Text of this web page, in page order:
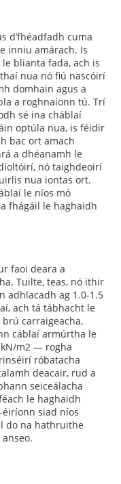
d’fhéadfadh cuma
inniu amárach. Is
blianta fada, ach is
nua nó fiú nascóirí
domhain agus a
a roghnaíonn tú. Trí
sé ina cháblaí
optúla nua, is féidir
bac ort amach
a dhéanamh le
nó taighdeoirí
nua iontas ort.
le níos mó
fhágáil le haghaidh
faoi deara a
Tuilte, teas, nó ithir
adhlacadh ag 1.0-1.5
ach tá tábhacht le
carraigeacha,
cáblaí armúrtha le
m2 — rogha
róbatacha
deacair, rud a
seiceálacha
le haghaidh
siad níos
do na hathruithe